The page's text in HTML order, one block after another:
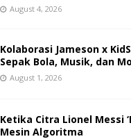
August 4, 2026
Kolaborasi Jameson x
Sepak Bola, Musik, dan
August 1, 2026
Ketika Citra Lionel Messi
Mesin Algoritma